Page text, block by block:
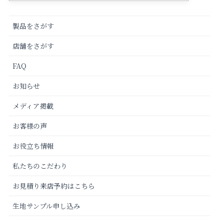
製品をさがす
店舗をさがす
FAQ
お知らせ
メディア掲載
お客様の声
お役立ち情報
私たちのこだわり
お見積り来店予約はこちら
生地サンプル申し込み